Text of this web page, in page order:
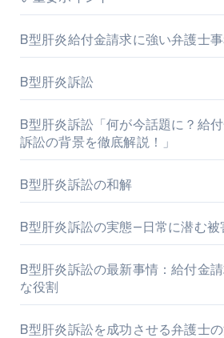
B型肝炎給付金請求に強い弁護士
B型肝炎訴訟
B型肝炎訴訟「何が今話題に？給
訴訟の背景を徹底解説！」
B型肝炎訴訟の和解
B型肝炎訴訟の実態—日常に潜む被
B型肝炎訴訟の最新事情：給付金
な役割
B型肝炎訴訟を成功させる弁護士